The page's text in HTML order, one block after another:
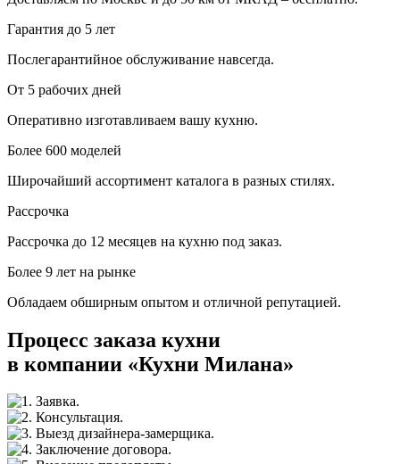
Гарантия до 5 лет
Послегарантийное обслуживание навсегда.
От 5 рабочих дней
Оперативно изготавливаем вашу кухню.
Более 600 моделей
Широчайший ассортимент каталога в разных стилях.
Рассрочка
Рассрочка до 12 месяцев на кухню под заказ.
Более 9 лет на рынке
Обладаем обширным опытом и отличной репутацией.
Процесс заказа кухни
в компании «Кухни Милана»